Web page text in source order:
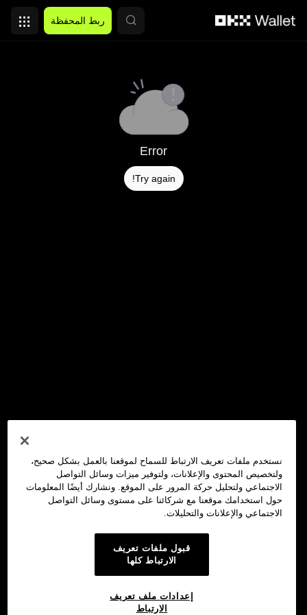
ربط المحفظة
Error
Try again!
نستخدم ملفات تعريف الارتباط للسماح لموقعنا بالعمل بشكل صحيح،
ولتخصيص المحتوى والإعلانات، ولتوفير ميزات وسائل التواصل
الاجتماعي ولتحليل حركة المرور على الموقع. ونشارك أيضًا المعلومات
حول استخدامك موقعنا مع شركائنا على مستوى وسائل التواصل
الاجتماعي والإعلانات والتحليلات.
قبول ملفات تعريف
الارتباط كلها
إعدادات ملف تعريف
الارتباط